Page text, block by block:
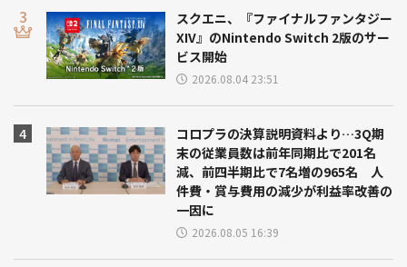
スクエニ、『ファイナルファンタジー
XIV』のNintendo Switch 2版のサー
ビス開始
2026.08.04 23:51
コロプラの決算説明資料より…3Q期
末の従業員数は前年同期比で201名
減、前四半期比で7名増の965名 人
件費・賞与費用の減少が利益率改善の
一因に
2026.08.05 16:39